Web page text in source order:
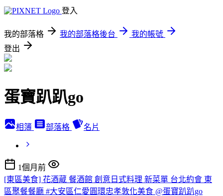
登入
我的部落格 我的部落格後台
我的帳號
登出
蛋寶趴趴go
相簿 部落格 名片
1個月前
[東區美食] 花酒蔵 餐酒館 創意日式料理 新菜單 台北約會 東
區聚餐餐廳 #大安區仁愛圓環忠孝敦化美食 @蛋寶趴趴go